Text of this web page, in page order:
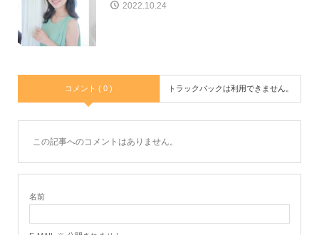
2022.10.24
コメント ( 0 ) トラックバックは利用できません。
この記事へのコメントはありません。
名前